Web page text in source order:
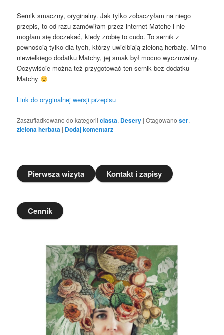
Sernik smaczny, oryginalny. Jak tylko zobaczyłam na niego
przepis, to od razu zamówiłam przez internet Matchę i nie
mogłam się doczekać, kiedy zrobię to cudo. To sernik z
pewnością tylko dla tych, którzy uwielbiają zieloną herbatę. Mimo
niewielkiego dodatku Matchy, jej smak był mocno wyczuwalny.
Oczywiście można też przygotować ten sernik bez dodatku
Matchy
Link do oryginalnej wersji przepisu
Zaszufladkowano do kategorii ciasta, Desery |Otagowano ser,
zielona herbata | Dodaj komentarz
Pierwsza wizyta Kontakt i zapisy
Cennik